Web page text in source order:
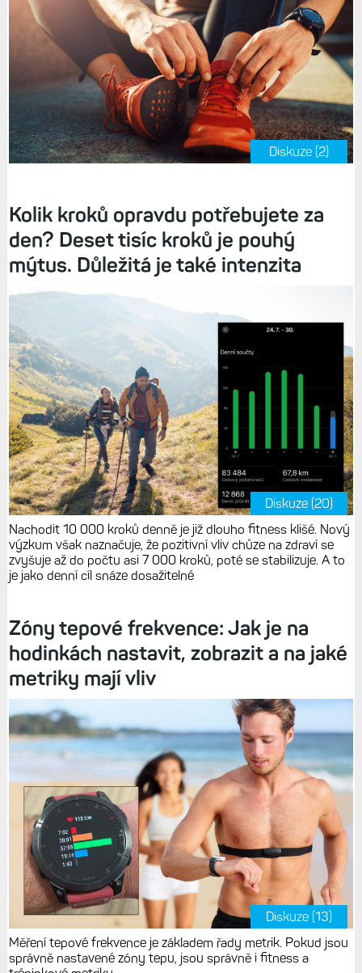
Diskuze (2)
Kolik kroků opravdu potřebujete za
den? Deset tisíc kroků je pouhý
mýtus. Důležitá je také intenzita
Diskuze (20)
Nachodit 10 000 kroků denně je již dlouho fitness klišé. Nový
výzkum však naznačuje, že pozitivní vliv chůze na zdraví se
zvyšuje až do počtu asi 7 000 kroků, poté se stabilizuje. A to
je jako denní cíl snáze dosažitelné
Zóny tepové frekvence: Jak je na
hodinkách nastavit, zobrazit a na jaké
metriky mají vliv
Diskuze (13)
Měření tepové frekvence je základem řady metrik. Pokud jsou
správně nastavené zóny tepu, jsou správně i fitness a